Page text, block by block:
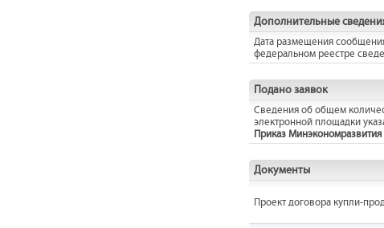
Дополнительные
Дата размещения
федеральном реестре
Подано заявок
Сведения об общем
электронной площадки
Приказ
Документы
Проект договора купли-